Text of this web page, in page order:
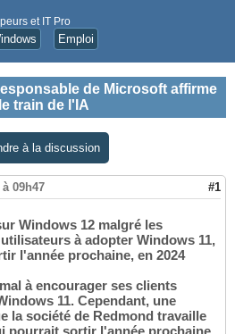
et IT Pro
Emploi
de Microsoft affirme
train de l'IA
à la discussion
à 09h47 #1
Windows 12 malgré les
à adopter Windows 11,
l'année prochaine, en 2024
à encourager ses clients
11. Cependant, une
la société de Redmond travaille